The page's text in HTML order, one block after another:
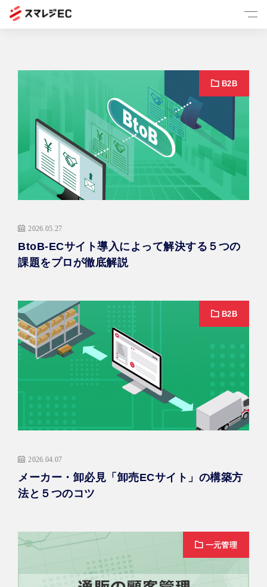
B2B
リピート
お役立ち情報
B2B
2026.05.27
BtoB-ECサイト導入によって解決する５つの
課題をプロが徹底解説
B2B
2026.04.07
メーカー・卸必見「卸売ECサイト」の構築方
法と５つのコツ
一元管理